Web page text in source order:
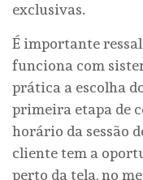
exclusivas.
É importante
funciona com
prática a escolha
primeira etapa de
horário da sessão
cliente tem a
perto da tela, no